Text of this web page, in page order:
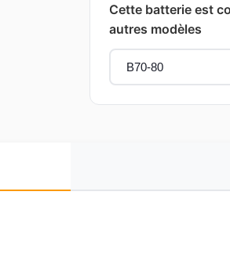
Cette batterie est
autres modèles